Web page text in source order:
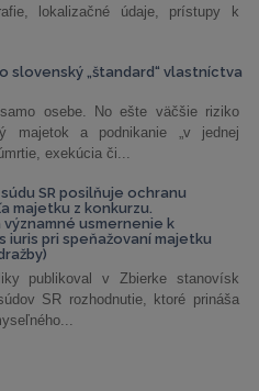
lokalizačné údaje, prístupy k
slovenský „štandard“ vlastníctva
osebe. No ešte väčšie riziko
majetok a podnikanie „v jednej
exekúcia či...
SR posilňuje ochranu
majetku z konkurzu.
usmernenie k
iuris pri speňažovaní majetku
publikoval v Zbierke stanovísk
SR rozhodnutie, ktoré prináša